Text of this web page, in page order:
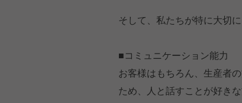
そして、私たちが特に大切
■コミュニケーション能力
お客様はもちろん、生産者
ため、人と話すことが好きな